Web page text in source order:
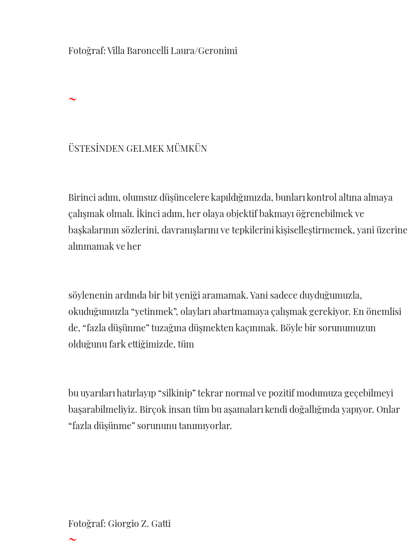
Fotoğraf: Villa Baroncelli Laura/Geronimi
~
ÜSTESİNDEN GELMEK MÜMKÜN
Birinci adım, olumsuz düşüncelere kapıldığımızda, bunları kontrol altına almaya
çalışmak olmalı. İkinci adım, her olaya objektif bakmayı öğrenebilmek ve
başkalarının sözlerini, davranışlarını ve tepkilerini kişiselleştirmemek, yani üzerine
alınmamak ve her
söylenenin ardında bir bit yeniği aramamak. Yani sadece duyduğumuzla,
okuduğumuzla “yetinmek”, olayları abartmamaya çalışmak gerekiyor. En önemlisi
de, “fazla düşünme” tuzağına düşmekten kaçınmak. Böyle bir sorunumuzun
olduğunu fark ettiğimizde, tüm
bu uyarıları hatırlayıp “silkinip” tekrar normal ve pozitif modumuza geçebilmeyi
başarabilmeliyiz. Birçok insan tüm bu aşamaları kendi doğallığında yapıyor. Onlar
“fazla düşünme” sorununu tanımıyorlar.
Fotoğraf: Giorgio Z. Gatti
~